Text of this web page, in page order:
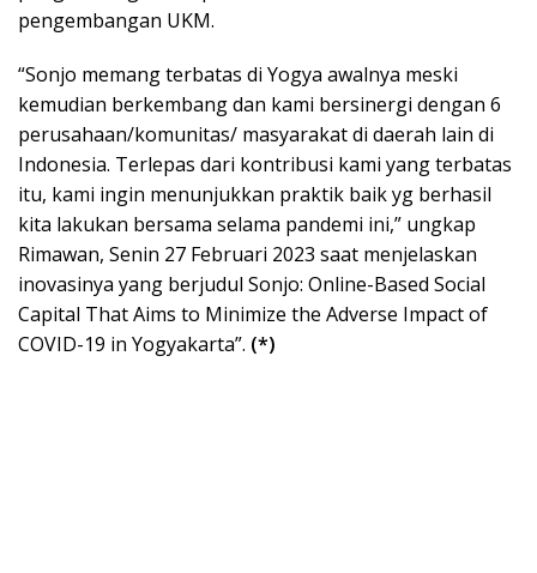
pengembangan UKM.
“Sonjo memang terbatas di Yogya awalnya meski
kemudian berkembang dan kami bersinergi dengan 6
perusahaan/komunitas/ masyarakat di daerah lain di
Indonesia. Terlepas dari kontribusi kami yang terbatas
itu, kami ingin menunjukkan praktik baik yg berhasil
kita lakukan bersama selama pandemi ini,” ungkap
Rimawan, Senin 27 Februari 2023 saat menjelaskan
inovasinya yang berjudul Sonjo: Online-Based Social
Capital That Aims to Minimize the Adverse Impact of
COVID-19 in Yogyakarta”. (*)